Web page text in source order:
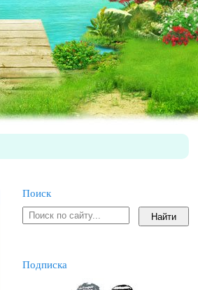
Поиск
Подписка